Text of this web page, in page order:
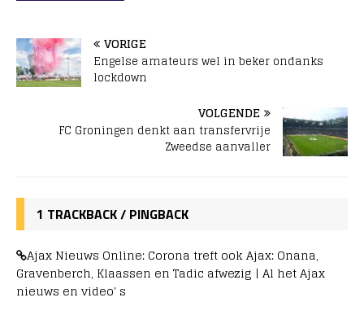
VORIGE
Engelse amateurs wel in beker ondanks
lockdown
VOLGENDE
FC Groningen denkt aan transfervrije
Zweedse aanvaller
1 TRACKBACK / PINGBACK
Ajax Nieuws Online: Corona treft ook Ajax: Onana,
Gravenberch, Klaassen en Tadic afwezig | Al het Ajax
nieuws en video' s